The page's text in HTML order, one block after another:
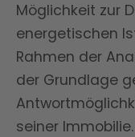
Möglichkeit zur
energetischen
Rahmen der
der Grundlage
seiner